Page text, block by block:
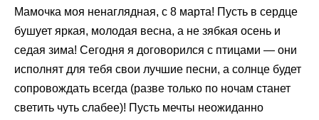
Мамочка моя ненаглядная, с 8 марта! Пусть в сердце
бушует яркая, молодая весна, а не зябкая осень и
седая зима! Сегодня я договорился с птицами — они
исполнят для тебя свои лучшие песни, а солнце будет
сопровождать всегда (разве только по ночам станет
светить чуть слабее)! Пусть мечты неожиданно